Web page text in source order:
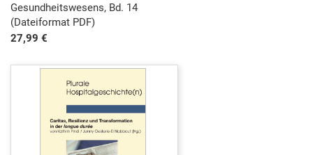
Gesundheitswesens, Bd. 14
(Dateiformat PDF)
27,99 €